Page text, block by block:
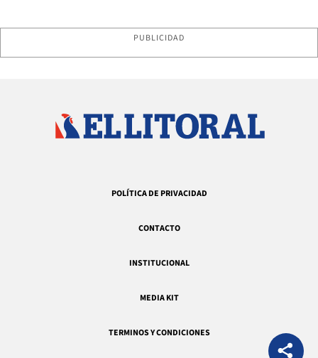
PUBLICIDAD
POLÍTICA DE PRIVACIDAD
CONTACTO
INSTITUCIONAL
MEDIA KIT
TERMINOS Y CONDICIONES